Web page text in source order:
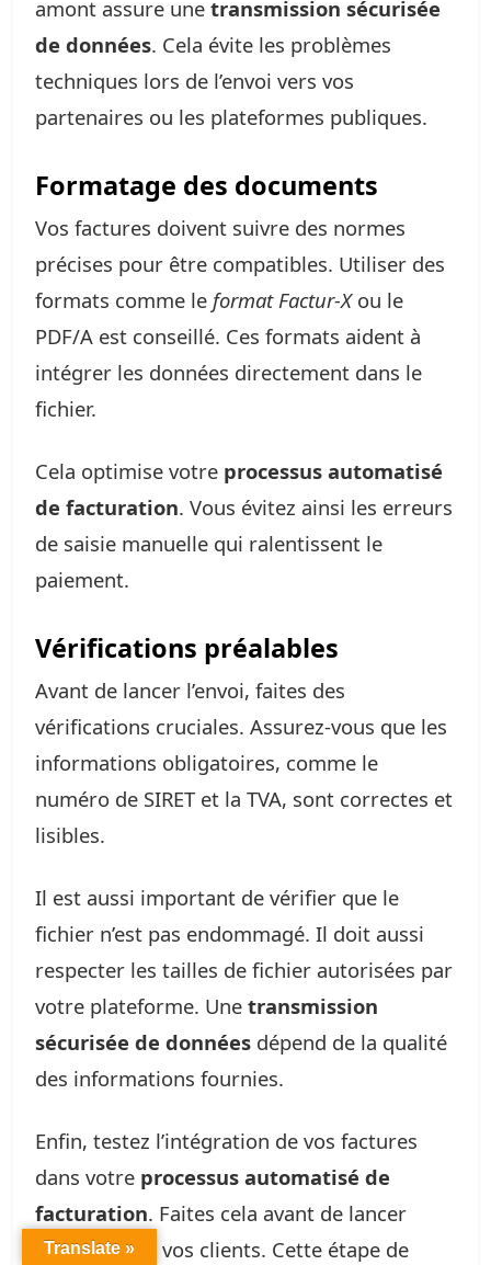
amont assure une transmission sécurisée
de données. Cela évite les problèmes
techniques lors de l’envoi vers vos
partenaires ou les plateformes publiques.
Formatage des documents
Vos factures doivent suivre des normes
précises pour être compatibles. Utiliser des
formats comme le format Factur-Xou le
PDF/A est conseillé. Ces formats aident à
intégrer les données directement dans le
fichier.
Cela optimise votre processus automatisé
de facturation. Vous évitez ainsi les erreurs
de saisie manuelle qui ralentissent le
paiement.
Vérifications préalables
Avant de lancer l’envoi, faites des
vérifications cruciales. Assurez-vous que les
informations obligatoires, comme le
numéro de SIRET et la TVA, sont correctes et
lisibles.
Il est aussi important de vérifier que le
fichier n’est pas endommagé. Il doit aussi
respecter les tailles de fichier autorisées par
votre plateforme. Une transmission
sécurisée de données dépend de la qualité
des informations fournies.
Enfin, testez l’intégration de vos factures
dans votre processus automatisé de
facturation. Faites cela avant de lancer
l’envoi à tous vos clients. Cette étape de
Translate »